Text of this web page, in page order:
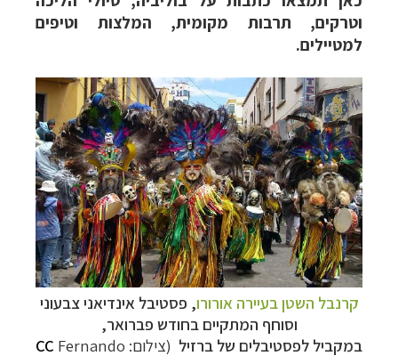
וטרקים, תרבות מקומית, המלצות וטיפים
למטיילים.
קרנבל השטן בעיירה אורורו, פסטיבל אינדיאני צבעוני
וסוחף המתקיים בחודש פברואר,
במקביל לפסטיבלים של ברזיל (צילום: CC Fernando